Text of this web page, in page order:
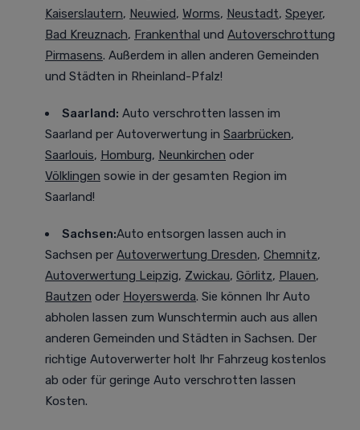
Kaiserslautern, Neuwied, Worms, Neustadt, Speyer,
Bad Kreuznach, Frankenthal und Autoverschrottung
Pirmasens. Außerdem in allen anderen Gemeinden
und Städten in Rheinland-Pfalz!
Saarland: Auto verschrotten lassen im
Saarland per Autoverwertung in Saarbrücken,
Saarlouis, Homburg, Neunkirchen oder
Völklingen sowie in der gesamten Region im
Saarland!
Sachsen:Auto entsorgen lassen auch in
Sachsen per Autoverwertung Dresden, Chemnitz,
Autoverwertung Leipzig, Zwickau, Görlitz, Plauen,
Bautzen oder Hoyerswerda. Sie können Ihr Auto
abholen lassen zum Wunschtermin auch aus allen
anderen Gemeinden und Städten in Sachsen. Der
richtige Autoverwerter holt Ihr Fahrzeug kostenlos
ab oder für geringe Auto verschrotten lassen
Kosten.